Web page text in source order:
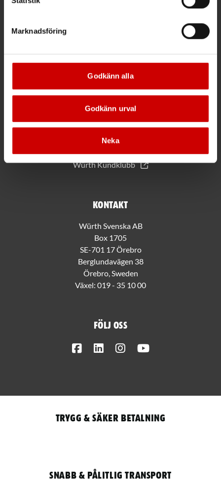
Marknadsföring
Godkänn alla
Godkänn urval
Neka
Allmänna villkor
Handla med Würth app
Hållbarhet
Jobba hos oss
Würth Kundklubb
Kontakt
Würth Svenska AB
Box 1705
SE-701 17 Örebro
Berglundavägen 38
Örebro, Sweden
Växel: 019 - 35 10 00
Följ oss
FacebookLinkedInInstagram
Trygg & säker betalning
Snabb & pålitlig transport